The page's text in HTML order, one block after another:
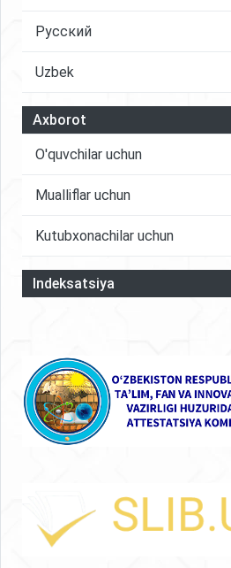
Русский
Uzbek
Axborot
O'quvchilar uchun
Mualliflar uchun
Kutubxonachilar uchun
Indeksatsiya